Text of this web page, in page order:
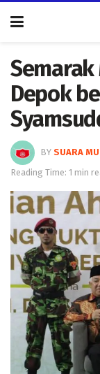
Semarak
Depok
BY SUARA
Reading Time: 1 min